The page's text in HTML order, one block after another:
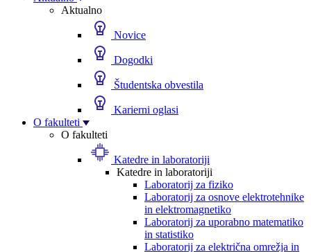
Aktualno
Novice
Dogodki
Študentska obvestila
Karierni oglasi
O fakulteti
O fakulteti
Katedre in laboratoriji
Katedre in laboratoriji
Laboratorij za fiziko
Laboratorij za osnove elektrotehnike
in elektromagnetiko
Laboratorij za uporabno matematiko
in statistiko
Laboratorij za električna omrežja in